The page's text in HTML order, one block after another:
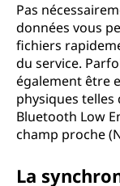
Pas
données vous
fichiers
du service.
également être
physiques telles
Bluetooth Low
champ proche
La